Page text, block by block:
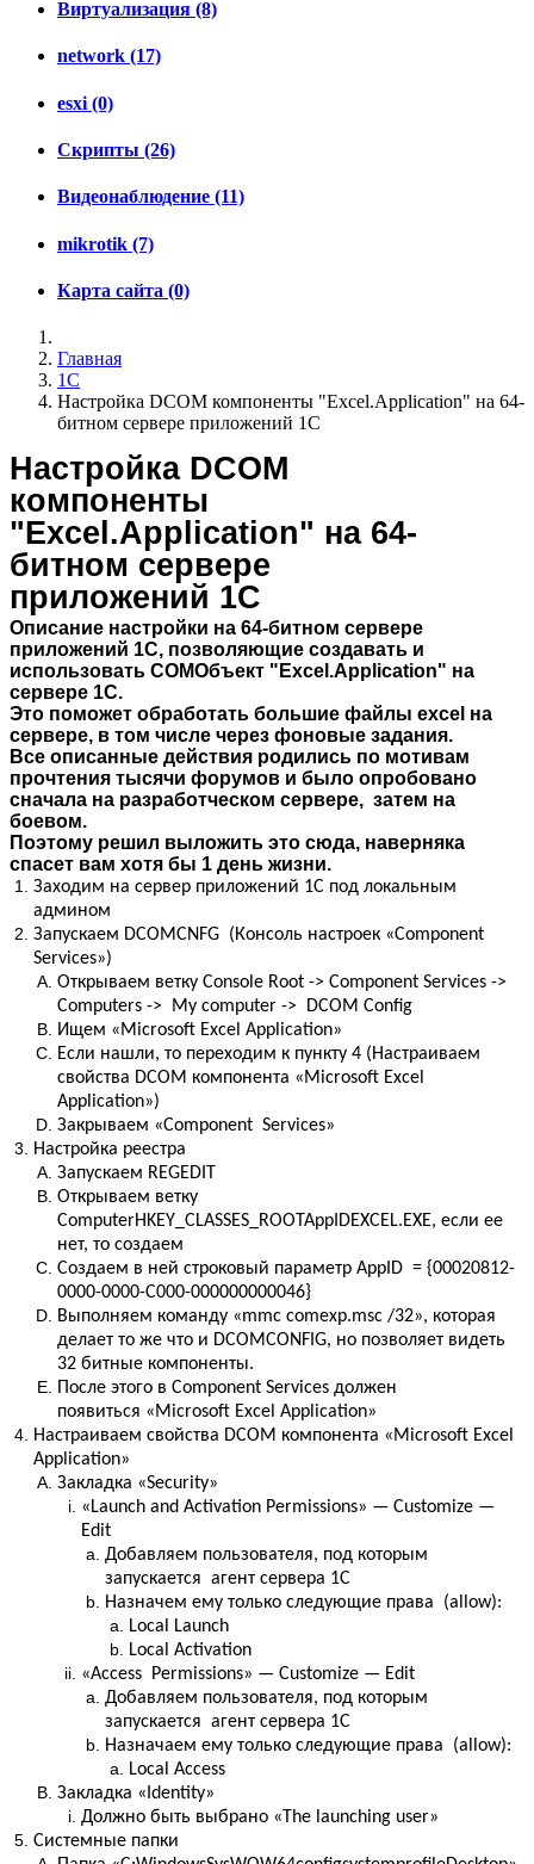
Виртуализация (8)
network (17)
esxi (0)
Скрипты (26)
Видеонаблюдение (11)
mikrotik (7)
Карта сайта (0)
Главная
1C
Настройка DCOM компоненты "Excel.Application" на 64-
битном сервере приложений 1С
Настройка DCOM
компоненты
"Excel.Application" на 64-
битном сервере
приложений 1С
Описание настройки на 64-битном сервере
приложений 1С, позволяющие создавать и
использовать COMОбъект "Excel.Application" на
сервере 1С.
Это поможет обработать большие файлы excel на
сервере, в том числе через фоновые задания.
Все описанные действия родились по мотивам
прочтения тысячи форумов и было опробовано
сначала на разработческом сервере, затем на
боевом.
Поэтому решил выложить это сюда, наверняка
спасет вам хотя бы 1 день жизни.
Заходим на сервер приложений 1С под локальным
админом
Запускаем DCOMCNFG (Консоль настроек «Component
Services»)
Открываем ветку Console Root -> Component Services ->
Computers -> My computer -> DCOM Config
Ищем «Microsoft Excel Application»
Если нашли, то переходим к пункту 4 (Настраиваем
свойства DCOM компонента «Microsoft Excel
Application»)
Закрываем «Component Services»
Настройка реестра
Запускаем REGEDIT
Открываем ветку
ComputerHKEY_CLASSES_ROOTAppIDEXCEL.EXE, если ее
нет, то создаем
Создаем в ней строковый параметр AppID = {00020812-
0000-0000-C000-000000000046}
Выполняем команду «mmc comexp.msc /32», которая
делает то же что и DCOMCONFIG, но позволяет видеть
32 битные компоненты.
После этого в Component Services должен
появиться «Microsoft Excel Application»
Настраиваем свойства DCOM компонента «Microsoft Excel
Application»
Закладка «Security»
«Launch and Activation Permissions» — Customize —
Edit
Добавляем пользователя, под которым
запускается агент сервера 1С
Назначем ему только следующие права (allow):
Local Launch
Local Activation
«Access Permissions» — Customize — Edit
Добавляем пользователя, под которым
запускается агент сервера 1С
Назначаем ему только следующие права (allow):
Local Access
Закладка «Identity»
Должно быть выбрано «The launching user»
Системные папки